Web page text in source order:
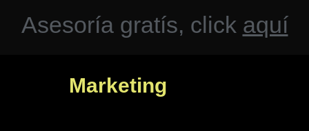
Asesoría gratís, click aquí
Marketing